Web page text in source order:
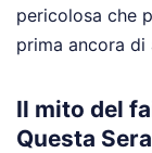
pericolosa che
prima ancora
Il mito del
Questa